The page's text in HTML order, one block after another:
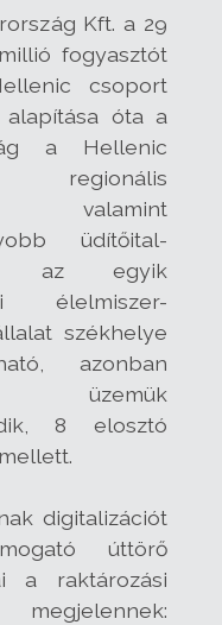
Kft. a 29
fogyasztót
csoport
alapítása óta a
a Hellenic
valamint
üdítőital-
az egyik
élelmiszer-
székhelye
azonban
üzemük
8 elosztó
digitalizációt
úttörő
a raktározási